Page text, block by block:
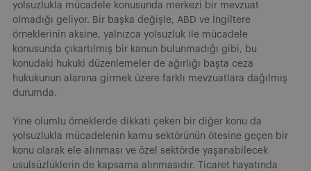
yolsuzlukla mücadele konusunda merkezi bir mevzuat
olmadığı geliyor. Bir başka değişle, ABD ve İngiltere
örneklerinin aksine, yalnızca yolsuzluk ile mücadele
konusunda çıkartılmış bir kanun bulunmadığı gibi, bu
konudaki hukuki düzenlemeler de ağırlığı başta ceza
hukukunun alanına girmek üzere farklı mevzuatlara dağılmış
durumda.
Yine olumlu örneklerde dikkati çeken bir diğer konu da
yolsuzlukla mücadelenin kamu sektörünün ötesine geçen bir
konu olarak ele alınması ve özel sektörde yaşanabilecek
usulsüzlüklerin de kapsama alınmasıdır. Ticaret hayatında